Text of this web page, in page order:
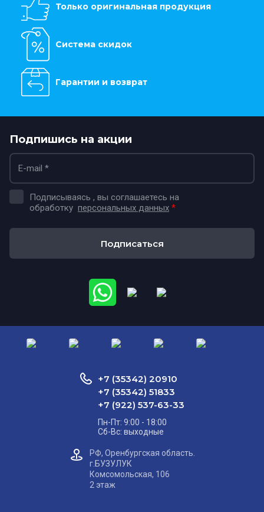
Только оригинальная продукция
Система скидок
Гарантии и возврат
Подпишись на акции
Подписываясь , вы соглашаетесь на
обработку персональных данных *
Подписаться
+7 (35342) 20910
+7 (35342) 51833
+7 (922) 537-63-33
Пн-Пт: 9:00 - 18:00
Сб-Вс: выходные
РФ, Оренбургская область.
г.БУЗУЛУК
Комсомольская, 106
2 этаж